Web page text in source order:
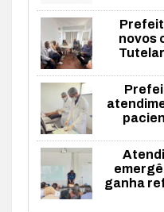
novos
Tutelar
ganha